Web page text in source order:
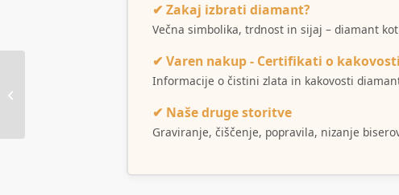
✔ Zakaj izbrati diamant?
Večna simbolika, trdnost in sijaj – diamant
✔ Varen nakup - Certifikati o
Informacije o čistini zlata in kakovosti
✔ Naše druge storitve
Graviranje, čiščenje, popravila, nizanje